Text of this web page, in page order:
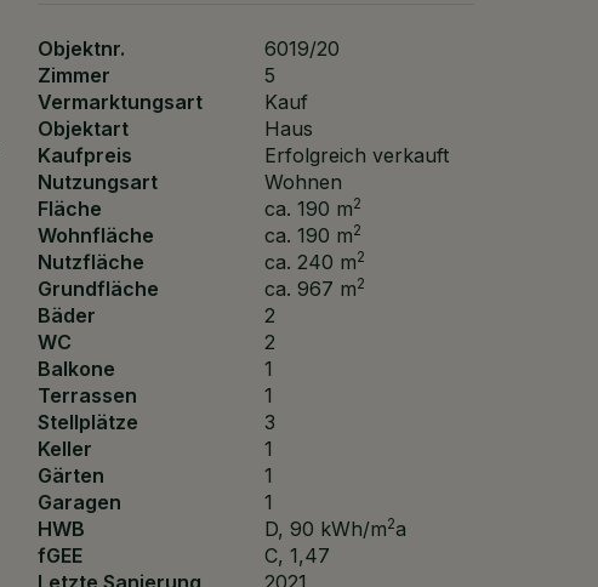
Objektnr.
6019/20
Zimmer
5
Vermarktungsart
Kauf
Objektart
Haus
Kaufpreis
Erfolgreich verkauft
Nutzungsart
Wohnen
Fläche
ca. 190 m2
Wohnfläche ca. 190 m2
Nutzfläche ca. 240 m2
Grundfläche ca. 967 m2
Bäder
2
WC
2
Balkone
1
Terrassen
1
Stellplätze
3
Keller
1
Gärten
1
Garagen
1
HWB
D, 90 kWh/m2a
fGEE
C, 1,47
Letzte Sanierung
2021